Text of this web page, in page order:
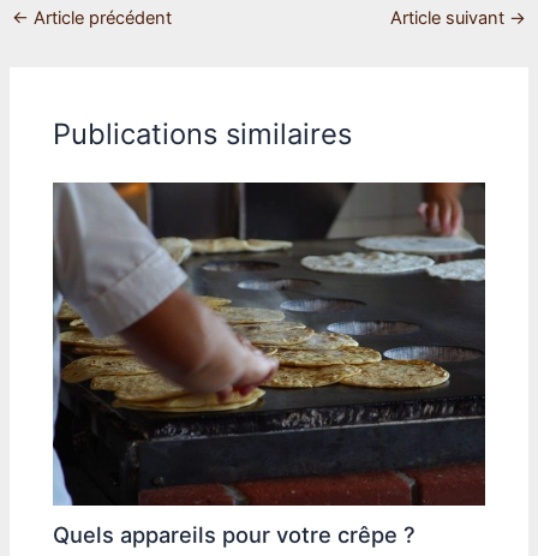
notre avis
← Article précédent Article suivant →
Publications similaires
Quels appareils pour votre crêpe ?